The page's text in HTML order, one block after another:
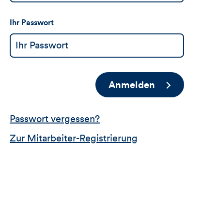
Ihr Passwort
Anmelden
Passwort vergessen?
Zur Mitarbeiter-Registrierung